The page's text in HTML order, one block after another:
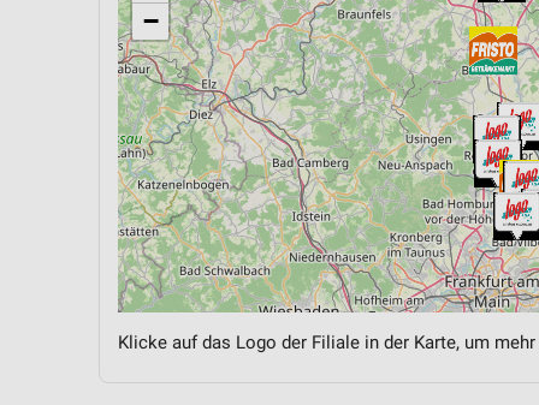
−
Klicke auf das Logo der Filiale in der Karte, um